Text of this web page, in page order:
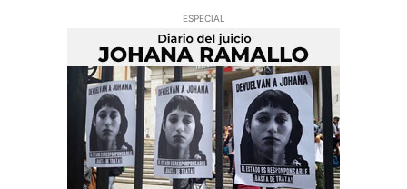
ESPECIAL